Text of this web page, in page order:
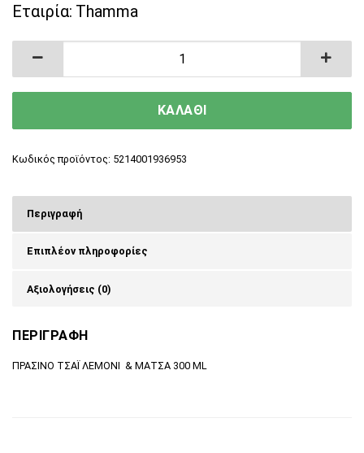
Εταιρία: Thamma
Βιολογικό Παγωμένο Πράσινο Τσάι Λεμόνι
ΚΑΛΑΘΙ
Κωδικός προϊόντος: 5214001936953
Περιγραφή
Επιπλέον πληροφορίες
Αξιολογήσεις (0)
ΠΕΡΙΓΡΑΦΗ
ΠΡΑΣΙΝΟ ΤΣΑΪ ΛΕΜΟΝΙ & ΜΑΤΣΑ 300 ML